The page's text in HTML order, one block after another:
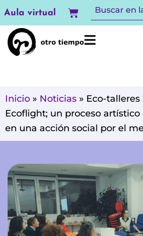
al
contenido
Aula virtual Carrito
Inicio » Noticias » Eco-talleres
Ecoflight; un proceso
en una acción social por el